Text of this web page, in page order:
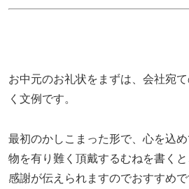
お中元のお礼状をまずは、会社宛
く文例です。
最初のかしこまった形で、心を込
物を有り難く頂戴するむねを書く
感謝が伝えられますのでおすすめで